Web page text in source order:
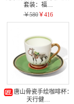
套装：福…
￥580￥416
唐山骨瓷手绘咖啡杯：
天行健…